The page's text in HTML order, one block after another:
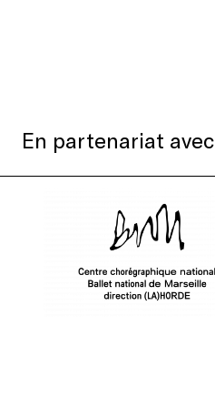
En partenariat avec